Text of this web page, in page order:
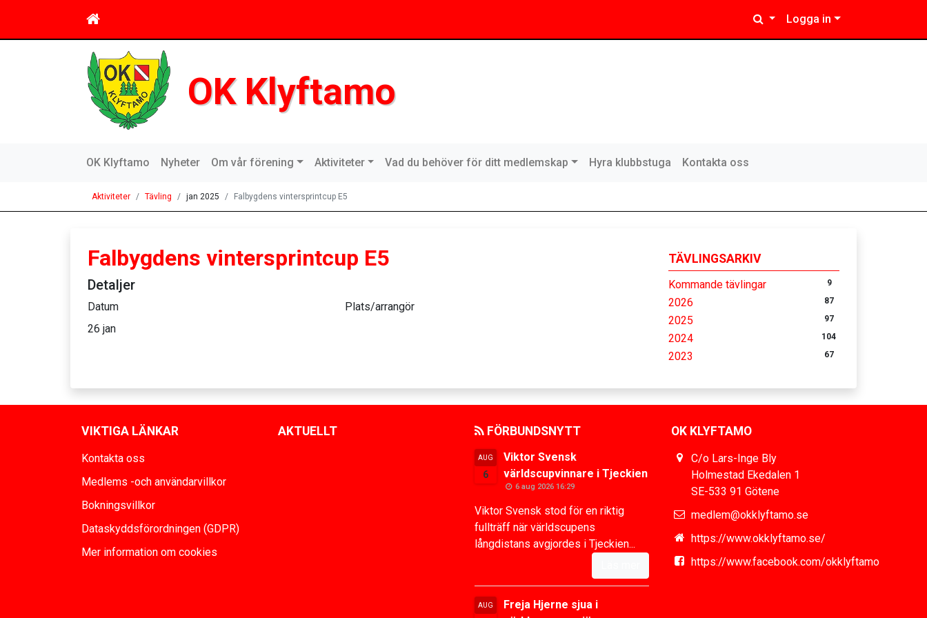
Logga in
OK Klyftamo
OK Klyftamo Nyheter Om vår förening Aktiviteter Vad du behöver för ditt medlemskap Hyra klubbstuga Kontakta oss
Aktiviteter Tävling jan 2025 Falbygdens vintersprintcup E5
TÄVLINGSARKIV
Kommande tävlingar 9
2026 87
2025 97
2024 104
2023 67
Falbygdens vintersprintcup E5
Detaljer
Datum
26 jan
Plats/arrangör
VIKTIGA LÄNKAR
Kontakta oss
Medlems -och användarvillkor
Bokningsvillkor
Dataskyddsförordningen (GDPR)
Mer information om cookies
AKTUELLT FÖRBUNDSNYTT
AUG
6
Viktor Svensk
världscupvinnare i Tjeckien
6 aug 2026 16:29
Viktor Svensk stod för en riktig
fullträff när världscupens
långdistans avgjordes i Tjeckien...
AUG
Freja Hjerne sjua i
OK KLYFTAMO
C/o Lars-Inge Bly
Holmestad Ekedalen 1
SE-533 91 Götene
medlem@okklyftamo.se
https://www.okklyftamo.se/
https://www.facebook.com/okklyftamo